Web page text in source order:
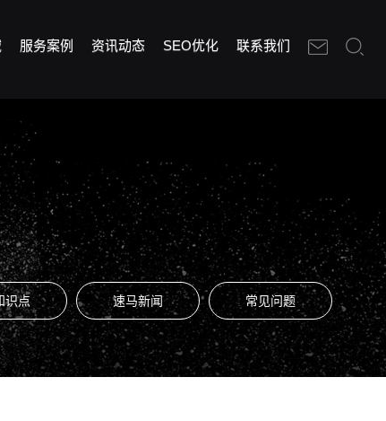
服务案例 资讯动态 SEO优化 联系我们
识点 速马新闻 常见问题